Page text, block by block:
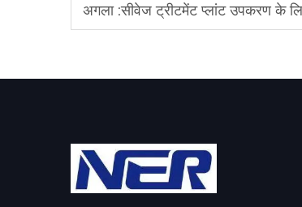
अगला :सीवेज ट्रीटमेंट प्लांट उपकरण के